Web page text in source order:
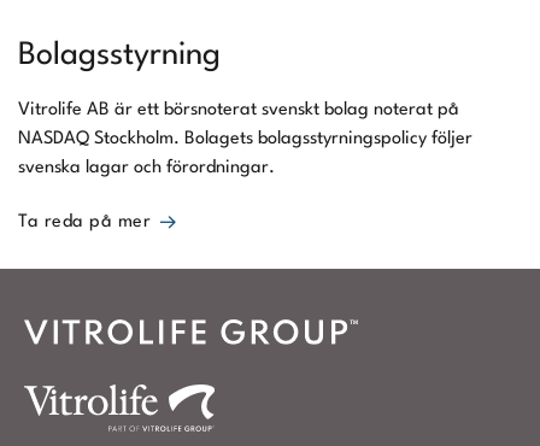
Bolagsstyrning
Vitrolife AB är ett börsnoterat svenskt bolag noterat på
NASDAQ Stockholm. Bolagets bolagsstyrningspolicy följer
svenska lagar och förordningar.
Ta reda på mer